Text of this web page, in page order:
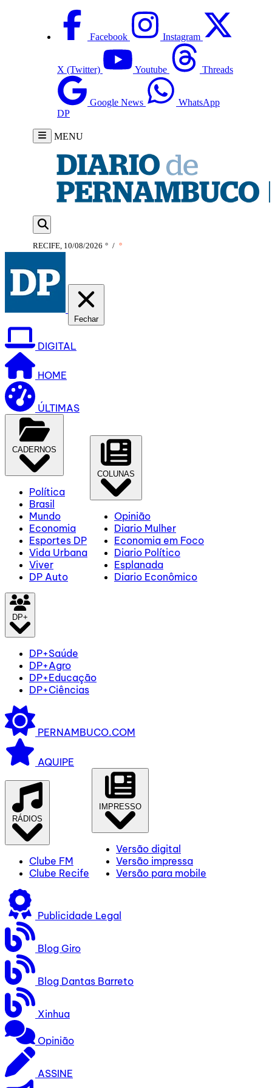
Facebook Instagram
X (Twitter) Youtube Threads
Google News
WhatsApp
DP
MENU
RECIFE, 10/08/2026 ° / °
Fechar
DIGITAL
HOME
ÚLTIMAS
CADERNOS
Política
Brasil
Mundo
Economia
Esportes DP
Vida Urbana
Viver
DP Auto
COLUNAS
Opinião
Diario Mulher
Economia em Foco
Diario Político
Esplanada
Diario Econômico
DP+
DP+Saúde
DP+Agro
DP+Educação
DP+Ciências
PERNAMBUCO.COM
AQUIPE
RÁDIOS
Clube FM
Clube Recife
IMPRESSO
Versão digital
Versão impressa
Versão para mobile
Publicidade Legal
Blog Giro
Blog Dantas Barreto
Xinhua
Opinião
ASSINE